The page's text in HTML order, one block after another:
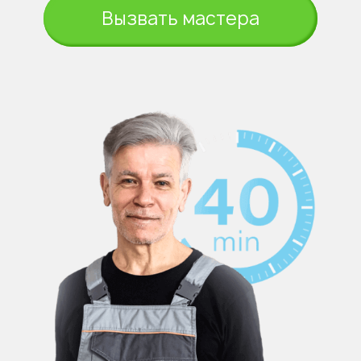
Вызвать мастера